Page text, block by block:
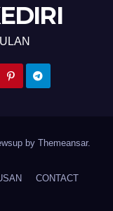
by Themeansar.
CONTACT